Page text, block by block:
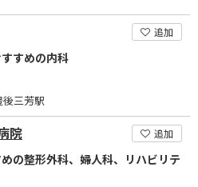
追加
すめの内科
三芳駅
院 追加
の整形外科、婦人科、リハビリテ